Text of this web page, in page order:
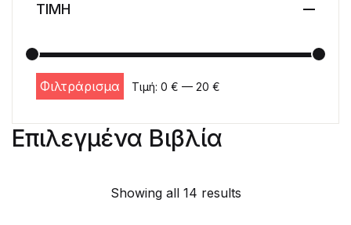
Επιλεγμένα Βιβλία
Showing all 14 results
ΤΙΜΗ
Ελάχιστη τιμή
Μέγιστη τιμή
Φιλτράρισμα Τιμή: 0 € — 20 €